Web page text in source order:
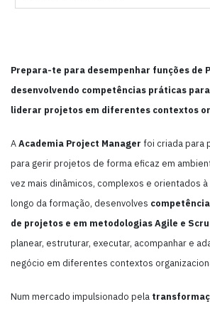
Prepara-te para desempenhar funções de
desenvolvendo competências práticas
liderar projetos em diferentes contextos
AAcademia Project Manager foi criada para
para gerir projetos de forma eficaz em
vez mais dinâmicos, complexos e orientados à
longo da formação, desenvolves
de projetos e em metodologias Agile e
planear, estruturar, executar, acompanhar e
negócio em diferentes contextos
Num mercado impulsionado pela